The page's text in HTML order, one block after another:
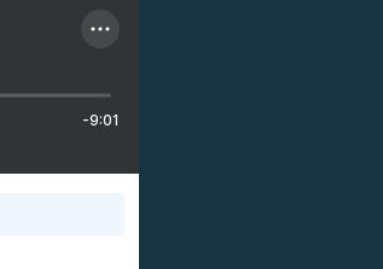
-9:01